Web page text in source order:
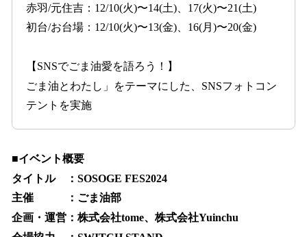
赤羽/元住吉：12/10(火)〜14(土)、17(火)〜21(土)
初台/お台場：12/10(火)〜13(金)、16(月)〜20(金)
【SNSでごま油愛を語ろう！】
ごま油とわたし」をテーマにした、SNSフォトコン
テントを実施
■イベント概要
タイトル ：SOSOGE FES2024
主催 ：ごま油部
企画・運営：株式会社tome、株式会社Yuinchu